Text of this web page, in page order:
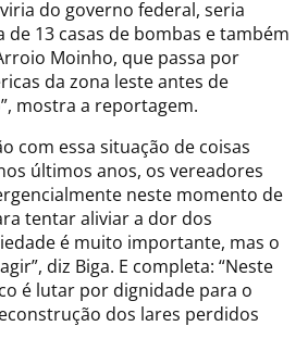
do governo federal, seria
13 casas de bombas e também
Moinho, que passa por
da zona leste antes de
mostra a reportagem.
com essa situação de coisas
últimos anos, os vereadores
neste momento de
tentar aliviar a dor dos
é muito importante, mas o
diz Biga. E completa: “Neste
é lutar por dignidade para o
dos lares perdidos